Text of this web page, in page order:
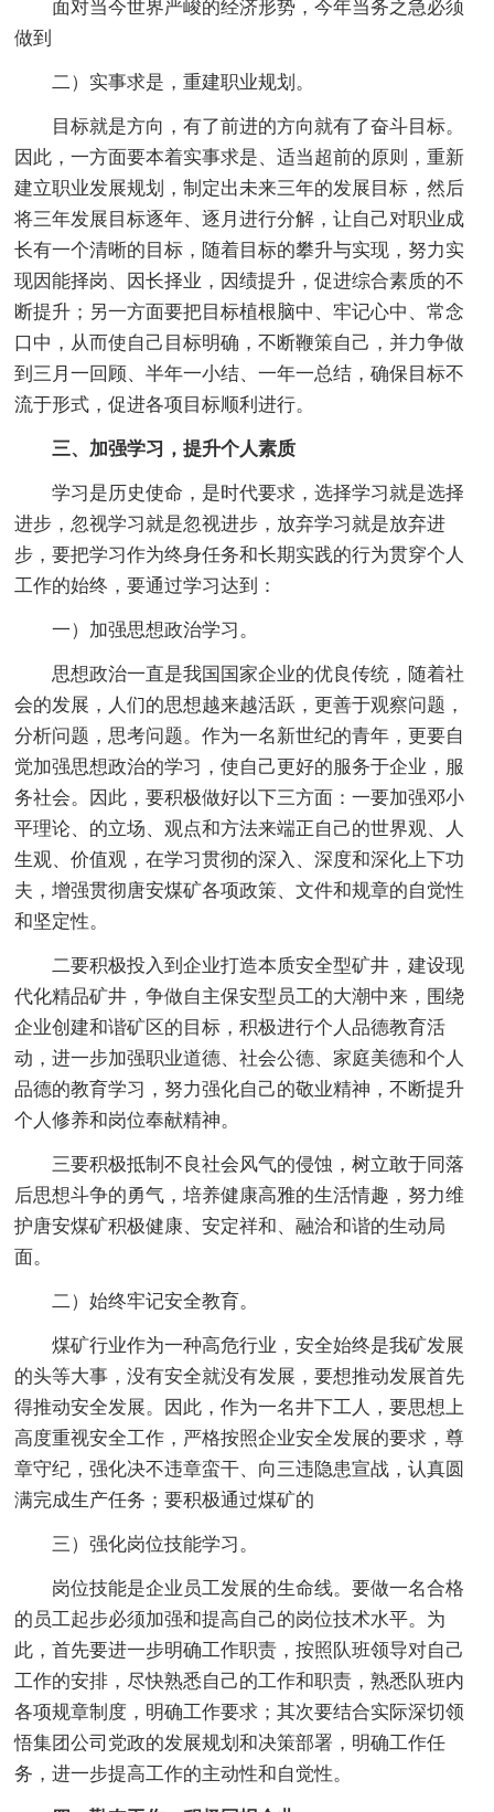
面对当今世界严峻的经济形势，今年当务之急必须
做到
二）实事求是，重建职业规划。
目标就是方向，有了前进的方向就有了奋斗目标。
因此，一方面要本着实事求是、适当超前的原则，重新
建立职业发展规划，制定出未来三年的发展目标，然后
将三年发展目标逐年、逐月进行分解，让自己对职业成
长有一个清晰的目标，随着目标的攀升与实现，努力实
现因能择岗、因长择业，因绩提升，促进综合素质的不
断提升；另一方面要把目标植根脑中、牢记心中、常念
口中，从而使自己目标明确，不断鞭策自己，并力争做
到三月一回顾、半年一小结、一年一总结，确保目标不
流于形式，促进各项目标顺利进行。
三、加强学习，提升个人素质
学习是历史使命，是时代要求，选择学习就是选择
进步，忽视学习就是忽视进步，放弃学习就是放弃进
步，要把学习作为终身任务和长期实践的行为贯穿个人
工作的始终，要通过学习达到：
一）加强思想政治学习。
思想政治一直是我国国家企业的优良传统，随着社
会的发展，人们的思想越来越活跃，更善于观察问题，
分析问题，思考问题。作为一名新世纪的青年，更要自
觉加强思想政治的学习，使自己更好的服务于企业，服
务社会。因此，要积极做好以下三方面：一要加强邓小
平理论、的立场、观点和方法来端正自己的世界观、人
生观、价值观，在学习贯彻的深入、深度和深化上下功
夫，增强贯彻唐安煤矿各项政策、文件和规章的自觉性
和坚定性。
二要积极投入到企业打造本质安全型矿井，建设现
代化精品矿井，争做自主保安型员工的大潮中来，围绕
企业创建和谐矿区的目标，积极进行个人品德教育活
动，进一步加强职业道德、社会公德、家庭美德和个人
品德的教育学习，努力强化自己的敬业精神，不断提升
个人修养和岗位奉献精神。
三要积极抵制不良社会风气的侵蚀，树立敢于同落
后思想斗争的勇气，培养健康高雅的生活情趣，努力维
护唐安煤矿积极健康、安定祥和、融洽和谐的生动局
面。
二）始终牢记安全教育。
煤矿行业作为一种高危行业，安全始终是我矿发展
的头等大事，没有安全就没有发展，要想推动发展首先
得推动安全发展。因此，作为一名井下工人，要思想上
高度重视安全工作，严格按照企业安全发展的要求，尊
章守纪，强化决不违章蛮干、向三违隐患宣战，认真圆
满完成生产任务；要积极通过煤矿的
三）强化岗位技能学习。
岗位技能是企业员工发展的生命线。要做一名合格
的员工起步必须加强和提高自己的岗位技术水平。为
此，首先要进一步明确工作职责，按照队班领导对自己
工作的安排，尽快熟悉自己的工作和职责，熟悉队班内
各项规章制度，明确工作要求；其次要结合实际深切领
悟集团公司党政的发展规划和决策部署，明确工作任
务，进一步提高工作的主动性和自觉性。